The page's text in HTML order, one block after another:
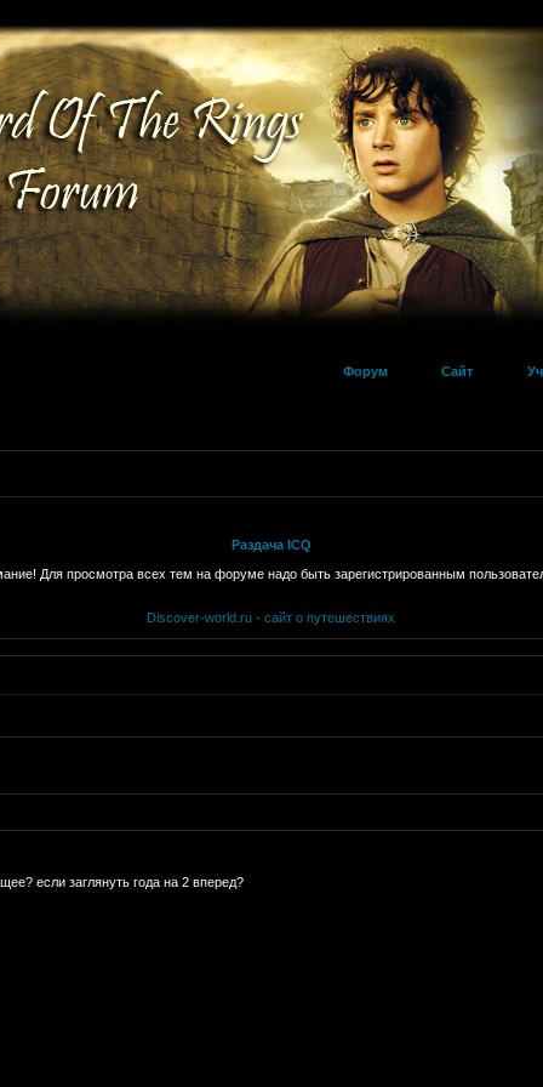
Форум Сайт
Раздача ICQ
Для просмотра всех тем на форуме надо быть зарегистрированным
Discover-world.ru - сайт о путешествиях
если заглянуть года на 2 вперед?